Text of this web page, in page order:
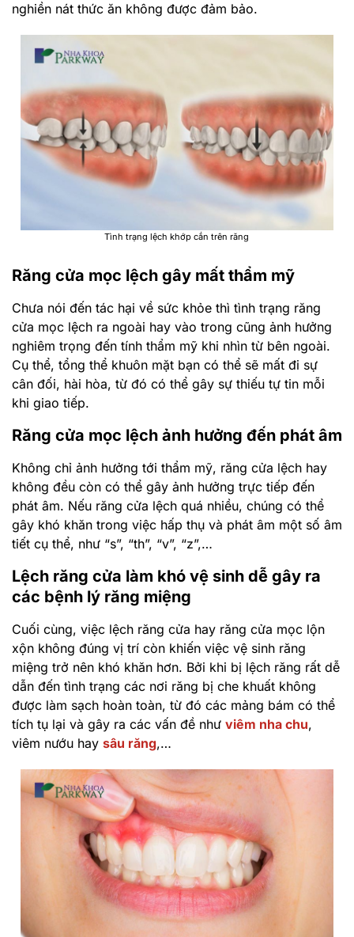
nghiền nát thức ăn không được đảm bảo.
Tình trạng lệch khớp cắn trên răng
Răng cửa mọc lệch gây mất thẩm mỹ
Chưa nói đến tác hại về sức khỏe thì tình trạng răng
cửa mọc lệch ra ngoài hay vào trong cũng ảnh hưởng
nghiêm trọng đến tính thẩm mỹ khi nhìn từ bên ngoài.
Cụ thể, tổng thể khuôn mặt bạn có thể sẽ mất đi sự
cân đối, hài hòa, từ đó có thể gây sự thiếu tự tin mỗi
khi giao tiếp.
Răng cửa mọc lệch ảnh hưởng đến phát âm
Không chỉ ảnh hưởng tới thẩm mỹ, răng cửa lệch hay
không đều còn có thể gây ảnh hưởng trực tiếp đến
phát âm. Nếu răng cửa lệch quá nhiều, chúng có thể
gây khó khăn trong việc hấp thụ và phát âm một số âm
tiết cụ thể, như “s”, “th”, “v”, “z”,…
Lệch răng cửa làm khó vệ sinh dễ gây ra
các bệnh lý răng miệng
Cuối cùng, việc lệch răng cửa hay răng cửa mọc lộn
xộn không đúng vị trí còn khiến việc vệ sinh răng
miệng trở nên khó khăn hơn. Bởi khi bị lệch răng rất dễ
dẫn đến tình trạng các nơi răng bị che khuất không
được làm sạch hoàn toàn, từ đó các mảng bám có thể
tích tụ lại và gây ra các vấn đề như viêm nha chu,
viêm nướu hay sâu răng,…